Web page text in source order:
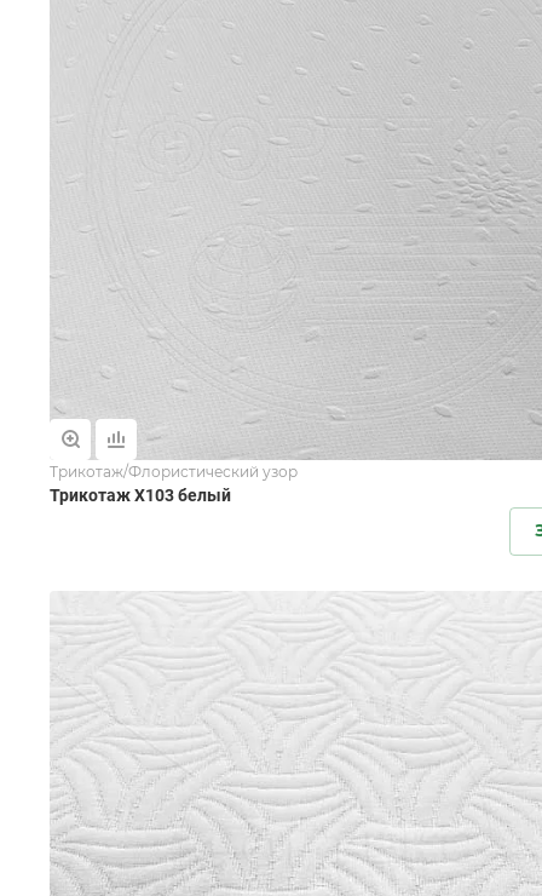
Трикотаж/Флористический узор
Трикотаж X103 белый